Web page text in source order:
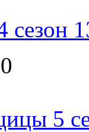
сезон
5